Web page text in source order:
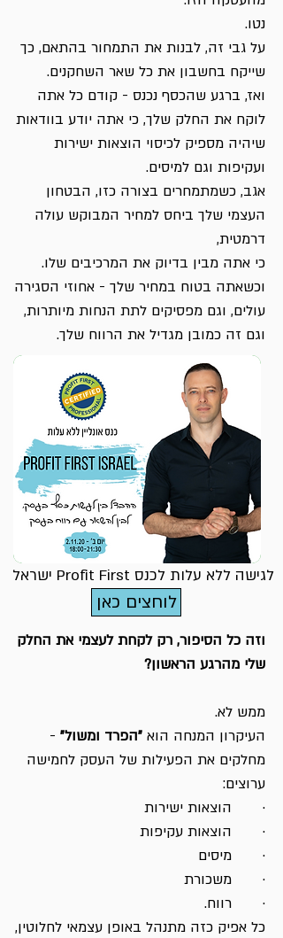
נטו.
על גבי זה, לבנות את התמחור בהתאם, כך
שייקח בחשבון את כל שאר השחקנים.
ואז, ברגע שהכסף נכנס - קודם כל אתה
לוקח את החלק שלך, כי אתה יודע בוודאות
שיהיה מספיק לכיסוי הוצאות ישירות
ועקיפות וגם למיסים.
אגב, כשמתמחרים בצורה כזו, הבטחון
העצמי שלך ביחס למחיר המבוקש עולה
דרמטית,
כי אתה מבין בדיוק את המרכיבים שלו.
וכשאתה בטוח במחיר שלך - אחוזי הסגירה
עולים, וגם מפסיקים לתת הנחות מיותרות,
וגם זה כמובן מגדיל את הרווח שלך.
וזה כל הסיפור, רק לקחת לעצמי את החלק
שלי מהרגע הראשון?
ממש לא.
העיקרון המנחה הוא "הפרד ומשול" -
מחלקים את הפעילות של העסק לחמישה
ערוצים:
· הוצאות ישירות
· הוצאות עקיפות
· מיסים
· משכורת
· רווח.
כל אפיק כזה מתנהל באופן עצמאי לחלוטין,
לגישה ללא עלות לכנס Profit First ישראל
לוחצים כאן